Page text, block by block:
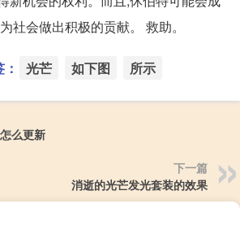
社会做出积极的贡献。 救助。
光芒 如下图 所示
么更新
下一篇
消逝的光芒发光套装的效果